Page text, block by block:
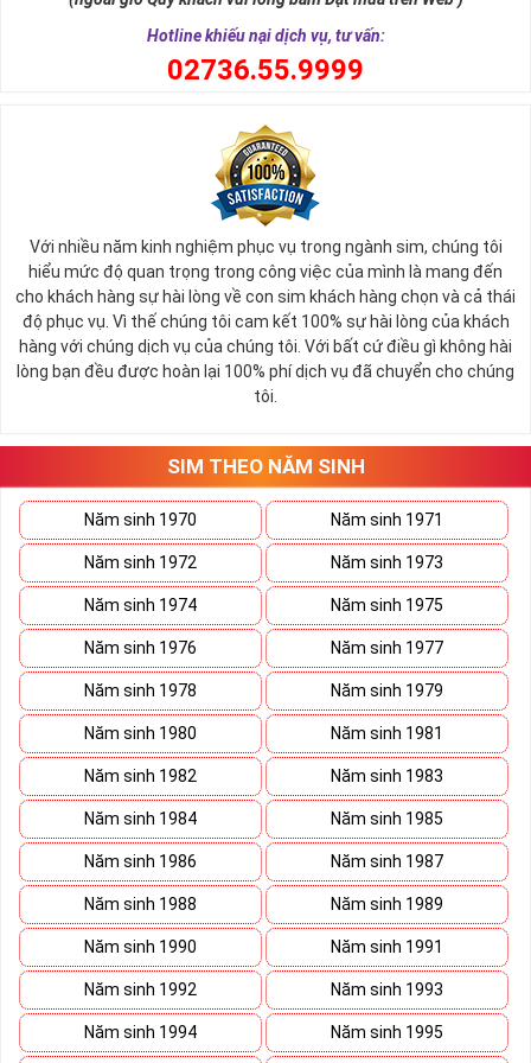
đang có nhu cầu mua sim số đẹp và muốn một mức giá tối
ưu hãy điểm qua danh sách sim giảm giá trước.
Mỗi đại lý bán sim đều thường có mục sim giảm giá, sim số
những sim số đang mỏi mòn đợi chủ và vì một lý do nào đó,
duyên chưa tới nên vẫn chưa tìm thấy chủ nhân đích thực.
Bạn có thể tùy vào tình hình tài chính mà có thể sắp xếp xem
giá trị của sim từ cao đến thấp để dễ bề chọn lựa.
Thông thường sim giảm giá, sim số đẹp giá rẻ có mức
SALE OFFcó thể vào khoảng 30 - 50% giá trị so với thông
thường.
Các đại lý sim số khi đã gom vào quá nhiều sim mà tình
hình bán không quá khả quan sẽ thanh lọc bớt kho sim số
của mình, việc mua được sim tốt giá mềm là điều hoàn toàn
Hiện nay bất cứ đại lý nào cũng đều có danh sách sim giảm
giá, sim giá rẻ như vậy nên bạn hãy xem qua một lượt danh
sách này trước khi đi vào những dãy số yêu thích hơn.
Hotline khiếu nại dịch vụ, tư vấn:
02736.55.9999
Với nhiều năm kinh nghiệm phục vụ trong ngành sim, chúng tôi
hiểu mức độ quan trọng trong công việc của mình là mang đến
cho khách hàng sự hài lòng về con sim khách hàng chọn và cả thái
độ phục vụ. Vì thế chúng tôi cam kết 100% sự hài lòng của khách
hàng với chúng dịch vụ của chúng tôi. Với bất cứ điều gì không hài
lòng bạn đều được hoàn lại 100% phí dịch vụ đã chuyển cho chúng
tôi.
SIM THEO NĂM SINH
Năm sinh 1970 Năm sinh 1971
Năm sinh 1972 Năm sinh 1973
Năm sinh 1974 Năm sinh 1975
Năm sinh 1976 Năm sinh 1977
Năm sinh 1978 Năm sinh 1979
Năm sinh 1980 Năm sinh 1981
Năm sinh 1982 Năm sinh 1983
Năm sinh 1984 Năm sinh 1985
Năm sinh 1986 Năm sinh 1987
Năm sinh 1988 Năm sinh 1989
Năm sinh 1990 Năm sinh 1991
Năm sinh 1992 Năm sinh 1993
Năm sinh 1994 Năm sinh 1995